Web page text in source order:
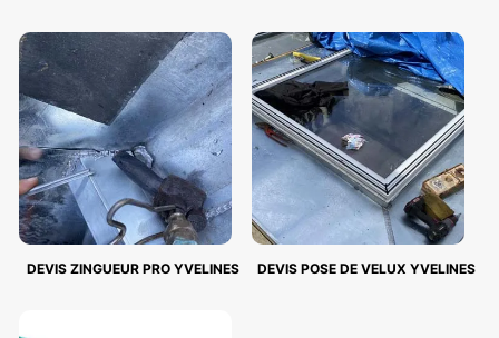
DEVIS ZINGUEUR PRO YVELINES DEVIS POSE DE VELUX YVELINES